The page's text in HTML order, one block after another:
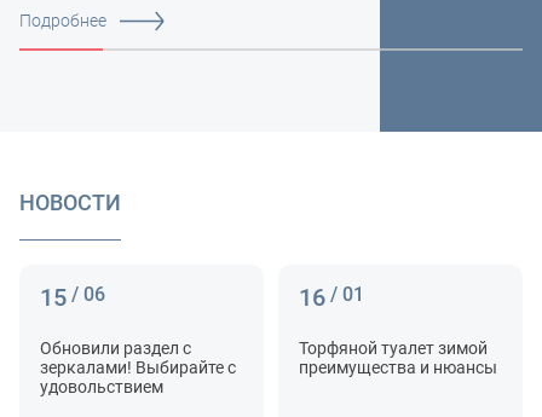
Подробнее
НОВОСТИ
15 / 06
Обновили раздел с
зеркалами! Выбирайте с
удовольствием
16 / 01
Торфяной туалет зимой
преимущества и нюансы